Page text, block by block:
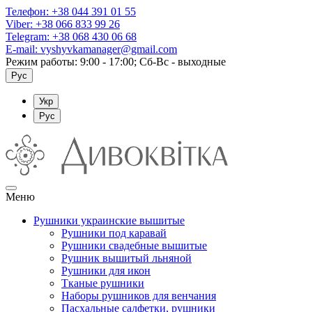
Телефон: +38 044 391 01 55
Viber: +38 066 833 99 26
Telegram: +38 068 430 06 68
E-mail: vyshyvkamanager@gmail.com
Режим работы: 9:00 - 17:00; Сб-Вс - выходные
Рус
Укр
Рус
Меню
Рушники украинские вышитые
Рушники под каравай
Рушники свадебные вышитые
Рушник вышитый льняной
Рушники для икон
Тканые рушники
Наборы рушников для венчания
Пасхальные салфетки, рушники